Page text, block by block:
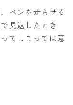
ペンを走らせる
見返したとき
てしまっては意